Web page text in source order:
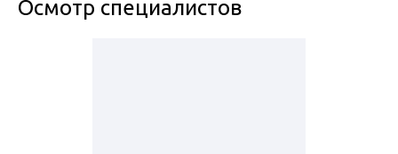
Осмотр специалистов